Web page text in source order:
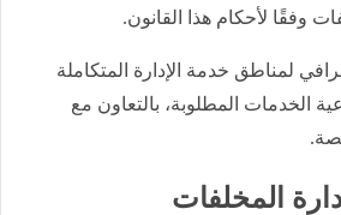
وفقًا لأحكام هذا القانون.
لمناطق خدمة الإدارة المتكاملة
الخدمات المطلوبة، بالتعاون مع
المخلفات